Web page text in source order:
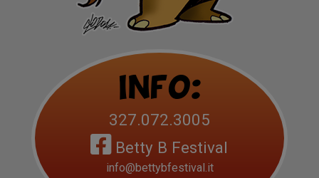
Info:
327.072.3005
Betty B Festival
info@bettybfestival.it